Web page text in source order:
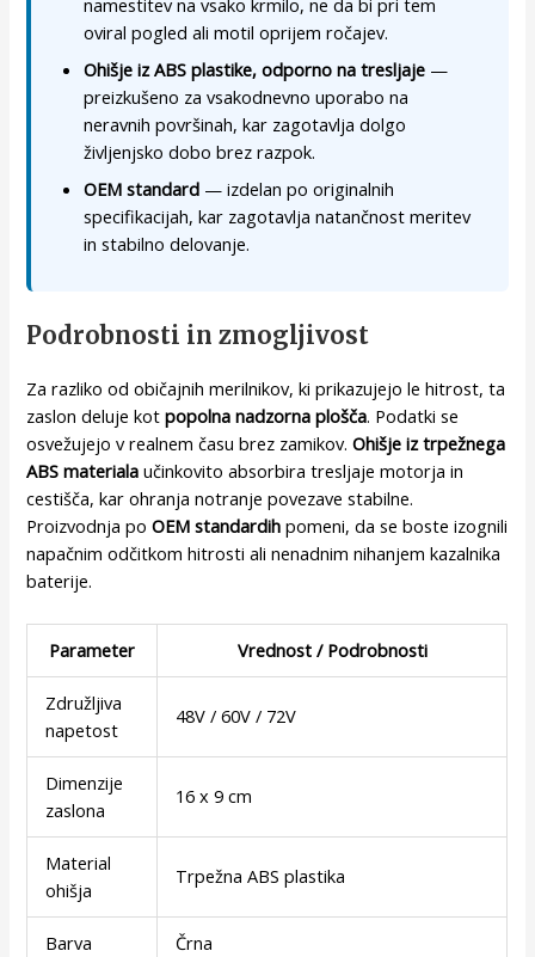
namestitev na vsako krmilo, ne da bi pri tem
oviral pogled ali motil oprijem ročajev.
Ohišje iz ABS plastike, odporno na tresljaje —
preizkušeno za vsakodnevno uporabo na
neravnih površinah, kar zagotavlja dolgo
življenjsko dobo brez razpok.
OEM standard — izdelan po originalnih
specifikacijah, kar zagotavlja natančnost meritev
in stabilno delovanje.
Podrobnosti in zmogljivost
Za razliko od običajnih merilnikov, ki prikazujejo le hitrost, ta
zaslon deluje kotpopolna nadzorna plošča. Podatki se
osvežujejo v realnem času brez zamikov.Ohišje iz trpežnega
ABS materiala učinkovito absorbira tresljaje motorja in
cestišča, kar ohranja notranje povezave stabilne.
Proizvodnja poOEM standardih pomeni, da se boste izognili
napačnim odčitkom hitrosti ali nenadnim nihanjem kazalnika
baterije.
Parameter Vrednost / Podrobnosti
Združljiva
napetost
48V / 60V / 72V
Dimenzije
zaslona
16 x 9 cm
Material
ohišja
Trpežna ABS plastika
Barva Črna